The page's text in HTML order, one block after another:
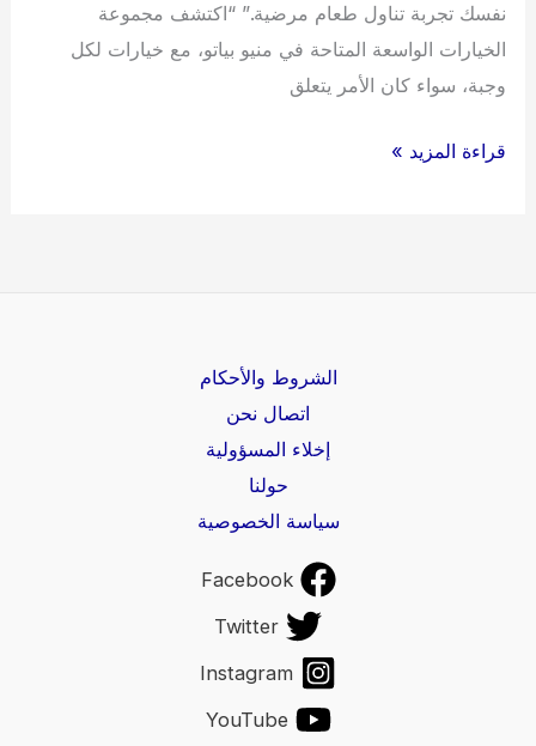
نفسك تجربة تناول طعام مرضية.” “اكتشف مجموعة
الخيارات الواسعة المتاحة في منيو بياتو، مع خيارات لكل
وجبة، سواء كان الأمر يتعلق
منيو
قراءة المزيد »
الشروط والأحكام
اتصال نحن
إخلاء المسؤولية
حولنا
سياسة الخصوصية
Facebook
Twitter
Instagram
YouTube